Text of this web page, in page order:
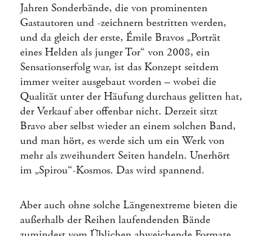
Jahren Sonderbände, die von prominenten
Gastautoren und -zeichnern bestritten werden,
und da gleich der erste, Émile Bravos „Porträt
eines Helden als junger Tor“ von 2008, ein
Sensationserfolg war, ist das Konzept seitdem
immer weiter ausgebaut worden – wobei die
Qualität unter der Häufung durchaus gelitten hat,
der Verkauf aber offenbar nicht. Derzeit sitzt
Bravo aber selbst wieder an einem solchen Band,
und man hört, es werde sich um ein Werk von
mehr als zweihundert Seiten handeln. Unerhört
im „Spirou“-Kosmos. Das wird spannend.
Aber auch ohne solche Längenextreme bieten die
außerhalb der Reihen laufendenden Bände